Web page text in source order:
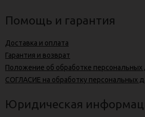
Помощь и гарантия
Доставка и оплата
Гарантия и возврат
Положение об обработке персональных
СОГЛАСИЕ на обработку персональных
Юридическая